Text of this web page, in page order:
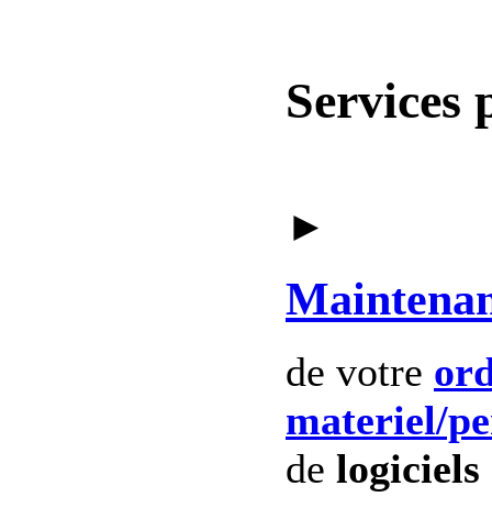
Services
►
de votre
materiel/
de logiciels